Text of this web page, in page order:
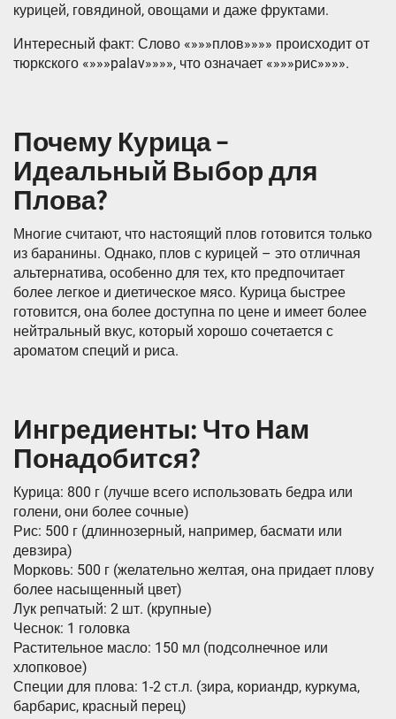
курицей, говядиной, овощами и даже фруктами.
Интересный факт: Слово «»»»плов»»»» происходит от
тюркского «»»»palav»»»», что означает «»»»рис»»»».
Почему Курица –
Идеальный Выбор для
Плова?
Многие считают, что настоящий плов готовится только
из баранины. Однако, плов с курицей – это отличная
альтернатива, особенно для тех, кто предпочитает
более легкое и диетическое мясо. Курица быстрее
готовится, она более доступна по цене и имеет более
нейтральный вкус, который хорошо сочетается с
ароматом специй и риса.
Ингредиенты: Что Нам
Понадобится?
Курица: 800 г (лучше всего использовать бедра или
голени, они более сочные)
Рис: 500 г (длиннозерный, например, басмати или
девзира)
Морковь: 500 г (желательно желтая, она придает плову
более насыщенный цвет)
Лук репчатый: 2 шт. (крупные)
Чеснок: 1 головка
Растительное масло: 150 мл (подсолнечное или
хлопковое)
Специи для плова: 1-2 ст.л. (зира, кориандр, куркума,
барбарис, красный перец)